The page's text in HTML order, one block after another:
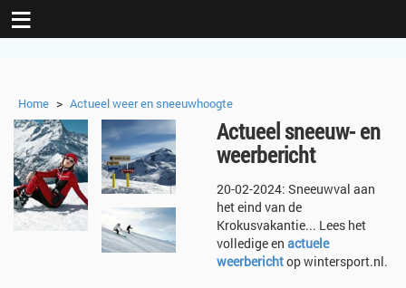
≡
Home > Actueel weer en sneeuwhoogte
Actueel sneeuw- en
weerbericht
20-02-2024: Sneeuwval aan
het eind van de
Krokusvakantie... Lees het
volledige en actuele
weerberichtop wintersport.nl.